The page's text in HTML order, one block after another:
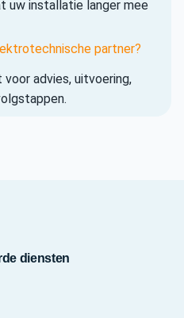
uw installatie langer mee
partner?
advies, uitvoering,
diensten